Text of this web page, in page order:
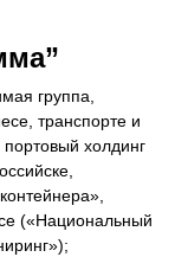
группа,
транспорте и
холдинг
(«Национальный